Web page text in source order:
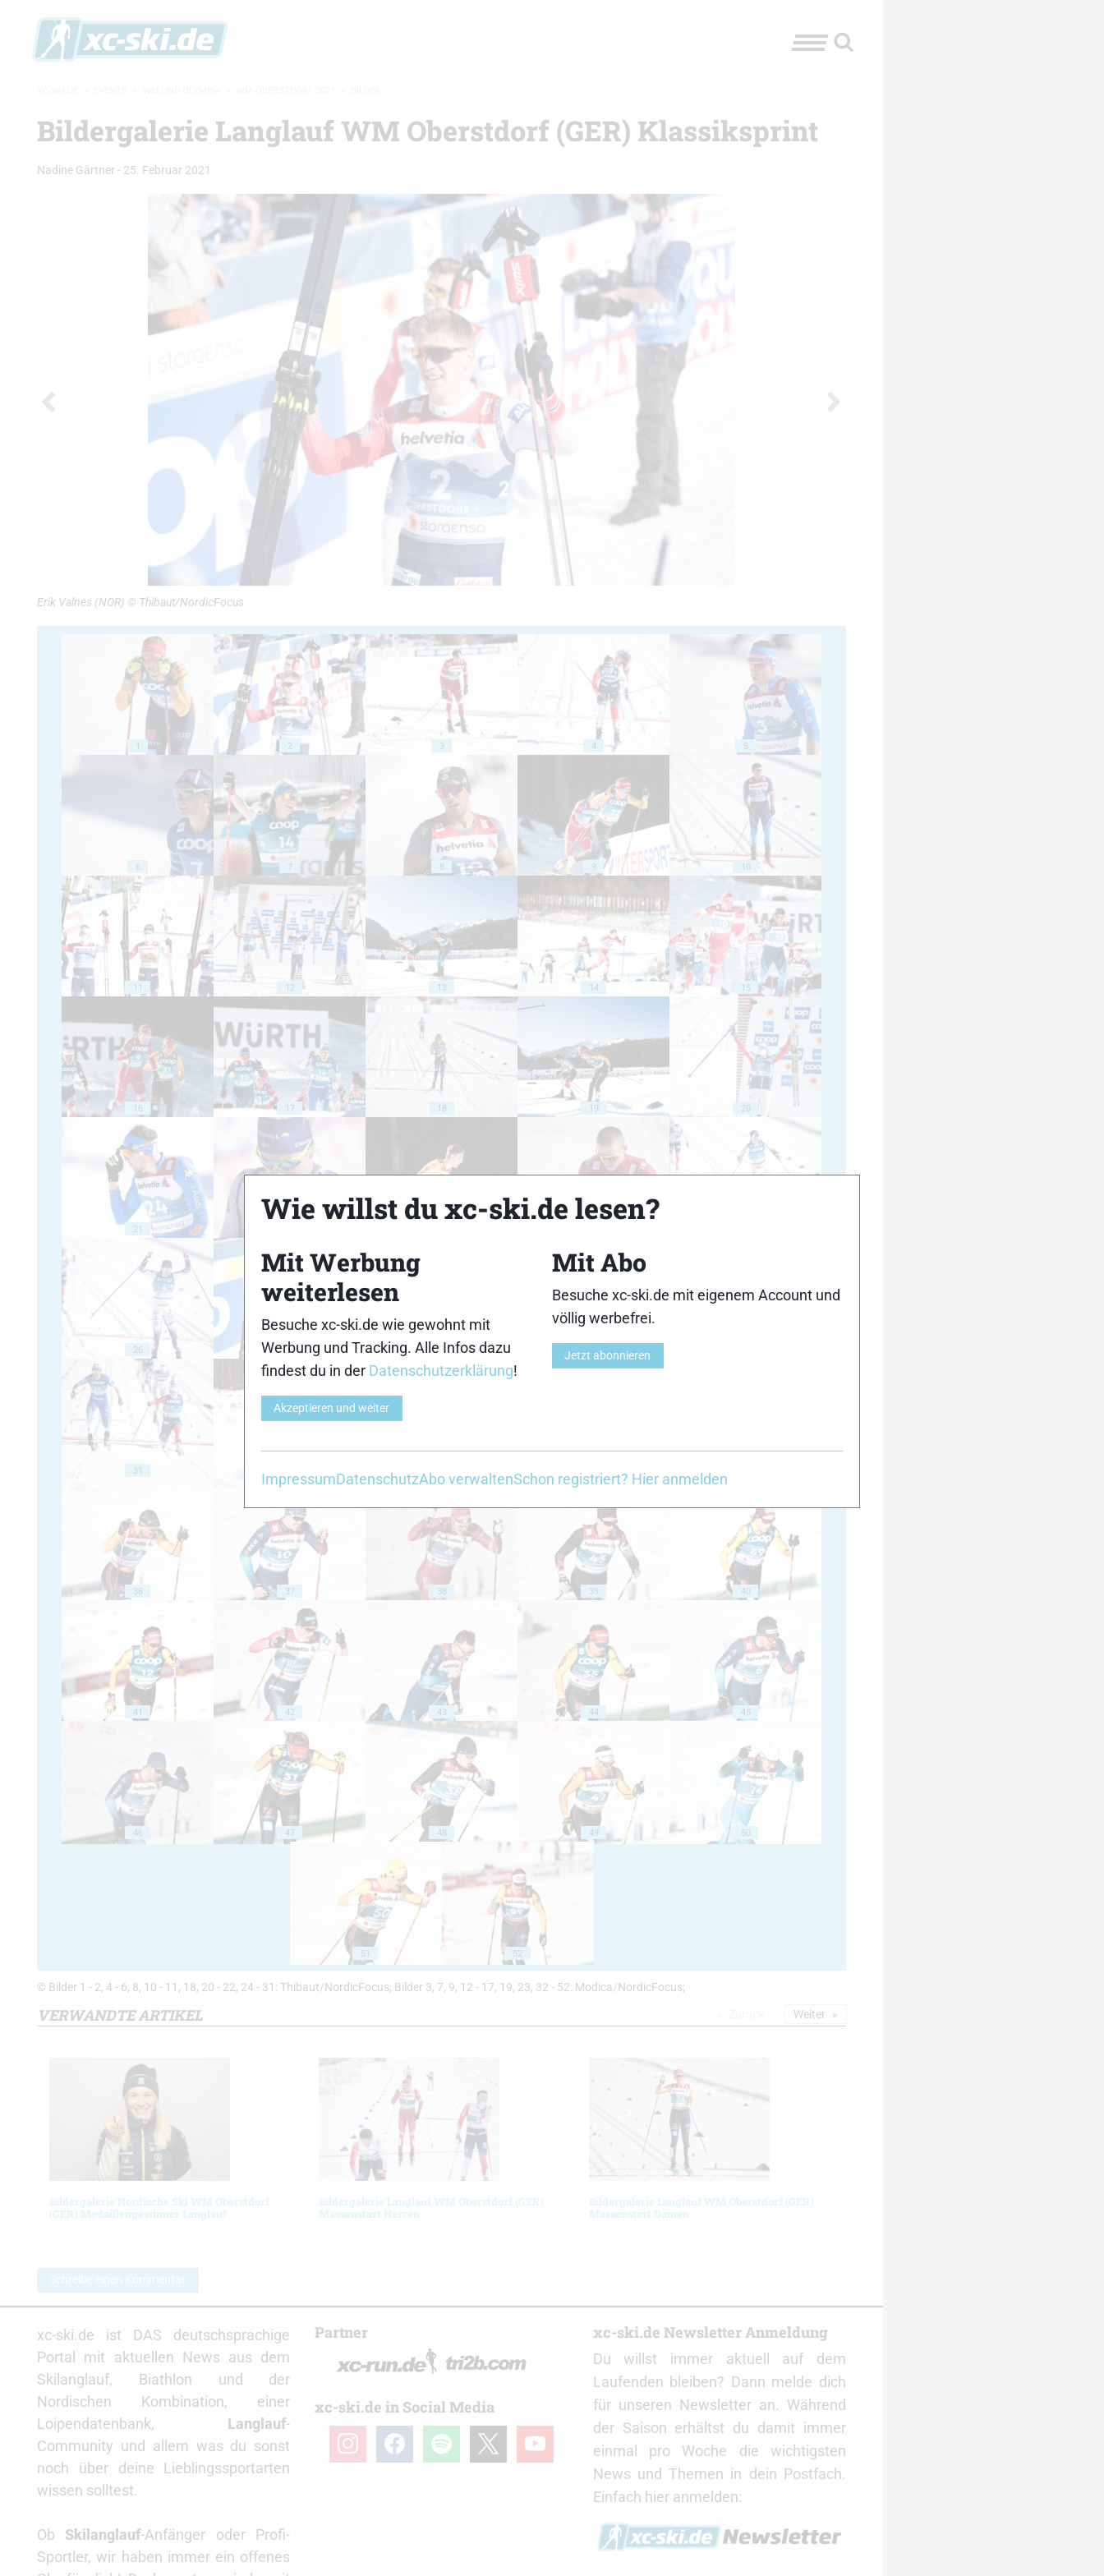
Bildergalerie Langlauf WM Oberstdorf (GER) Klassiksprint
Nadine Gärtner - 25. Februar 2021
Erik Valnes (NOR) © Thibaut/NordicFocus
1 2 3 4 5
6 7 8 9 10
11 12 13 14 15
16 17 18 19 20
21
26 27 28 29
31
36 37 38 39 40
41 42 43 44 45
46 47 48 49 50
51 52
© Bilder 1 - 2, 4 - 6, 8, 10 - 11, 18, 20 - 22, 24 - 31: Thibaut/NordicFocus; Bilder 3, 7, 9, 12 - 17, 19, 23, 32 - 52: Modica/NordicFocus;
VERWANDTE ARTIKEL
Bildergalerie Nordische Ski WM Oberstdorf
(GER) Medaillengewinner Langlauf
Bildergalerie Langlauf WM Oberstdorf (GER)
Massenstart Herren
Bildergalerie Langlauf WM Oberstdorf (GER)
Massenstart Damen
Weiter
Schreibe einen Kommentar
xc-ski.de ist DAS deutschsprachige
Portal mit aktuellen News aus dem
Skilanglauf, Biathlon und der
Nordischen Kombination, einer
Loipendatenbank, Langlauf-
Community und allem was du sonst
noch über deine Lieblingssportarten
wissen solltest.
Ob Skilanglauf-Anfänger oder Profi-
Sportler, wir haben immer ein offenes
Partner
xc-ski.de in Social Media
instagramfacebookspotify youtube
xc-ski.de Newsletter Anmeldung
Du willst immer aktuell auf dem
Laufenden bleiben? Dann melde dich
für unseren Newsletter an. Während
der Saison erhältst du damit immer
einmal pro Woche die wichtigsten
News und Themen in dein Postfach.
Einfach hier anmelden:
Wie willst du xc-ski.de lesen?
Mit Werbung
weiterlesen
Besuche xc-ski.de wie gewohnt mit
Werbung und Tracking. Alle Infos dazu
findest du in der Datenschutzerklärung!
Akzeptieren und weiter
Mit Abo
Besuche xc-ski.de mit eigenem Account und
völlig werbefrei.
Jetzt abonnieren
ImpressumDatenschutzAbo verwaltenSchon registriert? Hier anmelden